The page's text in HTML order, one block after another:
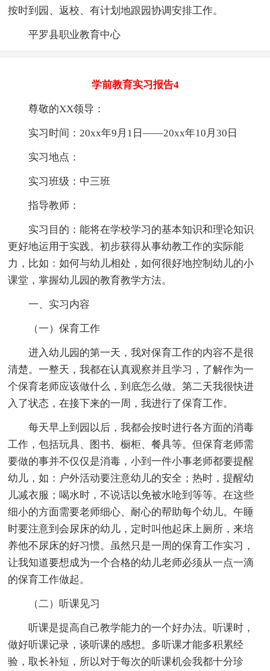
按时到园、返校、有计划地跟园协调安排工作。
平罗县职业教育中心
学前教育实习报告4
尊敬的XX领导：
实习时间：20xx年9月1日――20xx年10月30日
实习地点：
实习班级：中三班
指导教师：
实习目的：能将在学校学习的基本知识和理论知识
更好地运用于实践。初步获得从事幼教工作的实际能
力，比如：如何与幼儿相处，如何很好地控制幼儿的小
课堂，掌握幼儿园的教育教学方法。
一、实习内容
（一）保育工作
进入幼儿园的第一天，我对保育工作的内容不是很
清楚。一整天，我都在认真观察并且学习，了解作为一
个保育老师应该做什么，到底怎么做。第二天我很快进
入了状态，在接下来的一周，我进行了保育工作。
每天早上到园以后，我都会按时进行各方面的消毒
工作，包括玩具、图书、橱柜、餐具等。但保育老师需
要做的事并不仅仅是消毒，小到一件小事老师都要提醒
幼儿，如：户外活动要注意幼儿的安全；热时，提醒幼
儿减衣服；喝水时，不说话以免被水呛到等等。在这些
细小的方面需要老师细心、耐心的帮助每个幼儿。午睡
时要注意到会尿床的幼儿，定时叫他起床上厕所，来培
养他不尿床的好习惯。虽然只是一周的保育工作实习，
让我知道要想成为一个合格的幼儿老师必须从一点一滴
的保育工作做起。
（二）听课见习
听课是提高自己教学能力的一个好办法。听课时，
做好听课记录，谈听课的感想。多听课才能多积累经
验，取长补短，所以对于每次的听课机会我都十分珍